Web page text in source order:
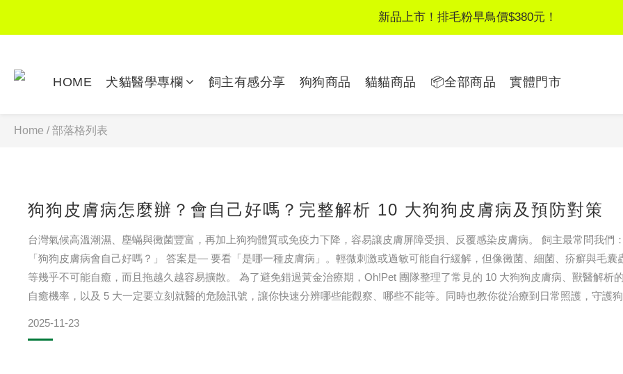
新品上市！排毛粉早鳥價$380元！
新品上市！排毛粉早鳥價$380元！
LINE好友募集｜加好友領$50見面禮
HOME 犬貓醫學專欄 飼主有感分享 狗狗商品 貓貓商品 📦全部商品 實體門市
Home /部落格列表
狗狗皮膚病怎麼辦？會自己好嗎？完整解析 10 大狗狗皮膚病及預防對策
台灣氣候高溫潮濕、塵蟎與黴菌豐富，再加上狗狗體質或免疫力下降，容易讓皮膚屏障受損、反覆感染皮膚病。 飼主最常問我們
「狗狗皮膚病會自己好嗎？」 答案是— 要看「是哪一種皮膚病」。輕微刺激或過敏可能自行緩解，但像黴菌、細菌、疥癬與毛囊
等幾乎不可能自癒，而且拖越久越容易擴散。 為了避免錯過黃金治療期，Oh!Pet 團隊整理了常見的 10 大狗狗皮膚病、獸醫解析
自癒機率，以及 5 大一定要立刻就醫的危險訊號，讓你快速分辨哪些能觀察、哪些不能等。同時也教你從治療到日常照護，守護狗
2025-11-23